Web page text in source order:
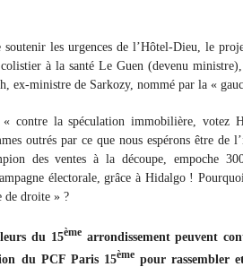
soutenir les urgences de l’Hôtel-Dieu, le
à la santé Le Guen (devenu
ex-ministre de Sarkozy, nommé par la «
« contre la spéculation immobilière, votez
outrés par ce que nous espérons être
des ventes à la découpe, empoche
électorale, grâce à Hidalgo !
de droite » ?
du 15èmearrondissement peuvent
du PCF Paris 15èmepour rassembler